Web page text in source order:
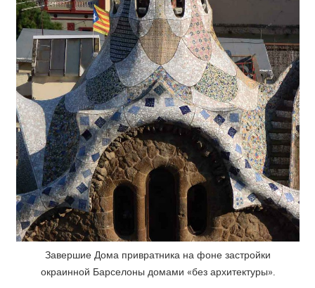
Завершие Дома привратника на фоне застройки
окраинной Барселоны домами «без архитектуры».